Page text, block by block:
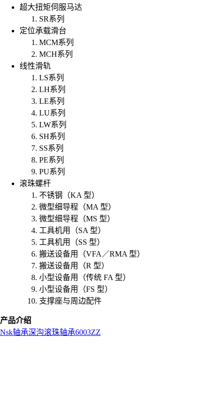
超大扭矩伺服马达
SR系列
定位承载滑台
MCM系列
MCH系列
线性滑轨
LS系列
LH系列
LE系列
LU系列
LW系列
SH系列
SS系列
PE系列
PU系列
滚珠螺杆
不锈钢（KA 型）
微型细导程（MA 型）
微型细导程（MS 型）
工具机用（SA 型）
工具机用（SS 型）
搬送设备用（VFA／RMA 型）
搬送设备用（R 型）
小型设备用（传统 FA 型）
小型设备用（FS 型）
支撑座与周边配件
产品介绍
Nsk轴承深沟滚珠轴承6003ZZ